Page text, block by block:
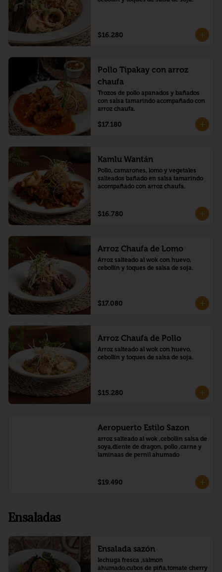
$16.280
Pollo Tipakay con arroz
chaufa
Trozos de pollo apanados y bañados
con salsa tamarindo acompañado con
arroz chaufa.
$17.180
Kamlu Wantán
Pollo, camarones, lomo y vegetales
salteados bañado en salsa tamarindo
acompañado con arroz chaufa.
$16.780
Arroz Chaufa de Lomo
Arroz salteado al wok con huevo,
cebollín y toques de salsa de soja.
$17.080
Arroz Chaufa de Pollo
Arroz salteado al wok con huevo,
cebollín y toques de salsa de soja.
$15.280
Aeropuerto Estilo Sazon
arroz salteado al wok ,cebollin salsa de
soya,diente de dragon, pollo ,carne y
laminaas de pernil ahumado
$19.490
Ensaladas
Ensalada sazón
lechuga fresca ,salmon
ahumado,cubos de piña,tomate cherry